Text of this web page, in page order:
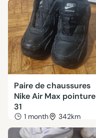
Paire de chaussures
Nike Air Max pointure
31
1 month 342km